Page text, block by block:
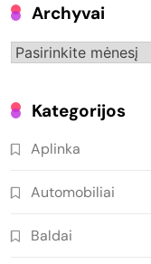
Archyvai
Archyvai
Kategorijos
Aplinka
Automobiliai
Baldai